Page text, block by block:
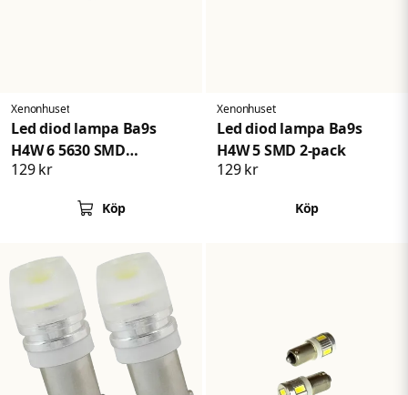
Xenonhuset
Led diod lampa Ba9s
H4W 6 5630 SMD
Xenonvit Canbus
129 kr
Köp
Xenonhuset
Led diod lampa Ba9s
H4W 5 SMD 2-pack
129 kr
Köp